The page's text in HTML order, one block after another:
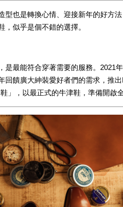
型也是轉換心情、迎接新年的好方
似乎是個不錯的選擇。
是最能符合穿著需要的服務。2021
回饋廣大紳裝愛好者們的需求，推
，以最正式的牛津鞋，準備開啟全